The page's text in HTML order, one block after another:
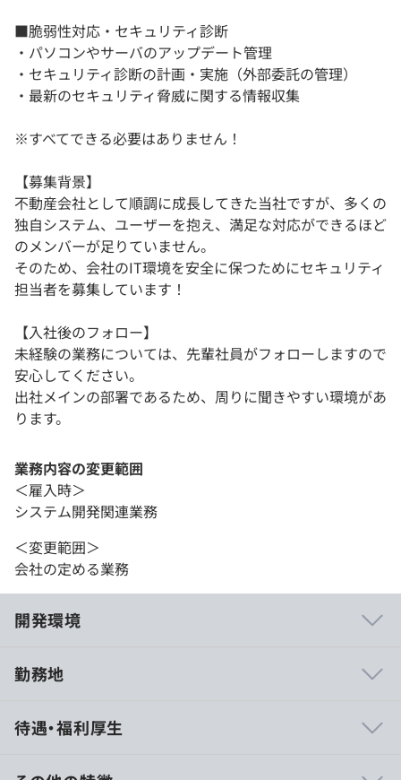
■脆弱性対応・セキュリティ診断
・パソコンやサーバのアップデート管理
・セキュリティ診断の計画・実施（外部委託の管理）
・最新のセキュリティ脅威に関する情報収集
※すべてできる必要はありません！
【募集背景】
不動産会社として順調に成長してきた当社ですが、多くの
独自システム、ユーザーを抱え、満足な対応ができるほど
のメンバーが足りていません。
そのため、会社のIT環境を安全に保つためにセキュリティ
担当者を募集しています！
【入社後のフォロー】
未経験の業務については、先輩社員がフォローしますので
安心してください。
出社メインの部署であるため、周りに聞きやすい環境があ
ります。
業務内容の変更範囲
＜雇入時＞
システム開発関連業務
＜変更範囲＞
会社の定める業務
開発環境
明治大学研究チームとAIビジネスの連携をしています。
◆セミナーへの積極参加！
勤務地
待遇・福利厚生